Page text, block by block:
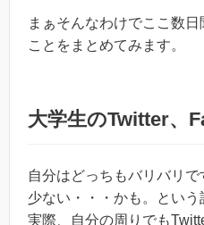
まぁそんなわけでここ数
ことをまとめてみます。
大学生のTwitter、
自分はどっちもバリバリ
少ない・・・かも。という
実際、自分の周りでも